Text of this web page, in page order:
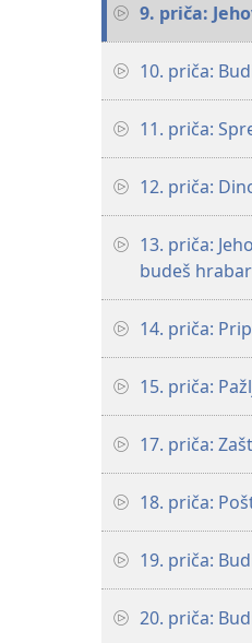
9. priča:
10. priča:
11. priča:
12. priča:
13. priča:
budeš hrabar
14. priča:
15. priča:
17. priča:
18. priča:
19. priča:
20. priča: